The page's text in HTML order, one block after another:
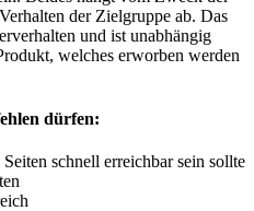
der Zielgruppe ab. Das
und ist unabhängig
welches erworben werden
dürfen:
schnell erreichbar sein sollte